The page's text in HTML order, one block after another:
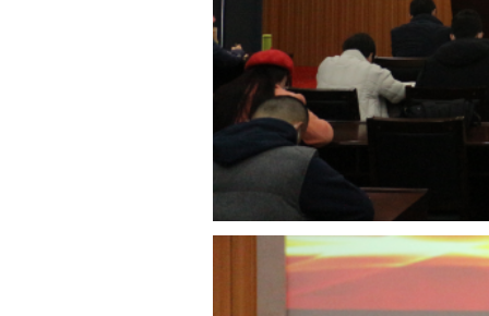
让明天的福邮校更美好
——福建省邮电学校2023年新
我校领导班子深入基